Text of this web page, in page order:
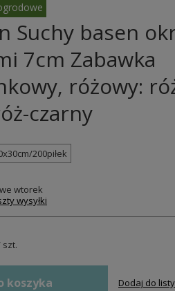
Suchy basen
7cm Zabawka
różowy:
czarny
200piłek
we wtorek
wysyłki
szt.
koszyka Dodaj do